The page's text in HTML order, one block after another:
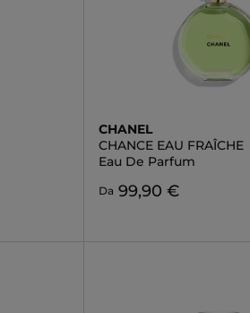
CHANEL
CHANCE EAU FRAÎCHE
Eau De Parfum
Da 99,90 €